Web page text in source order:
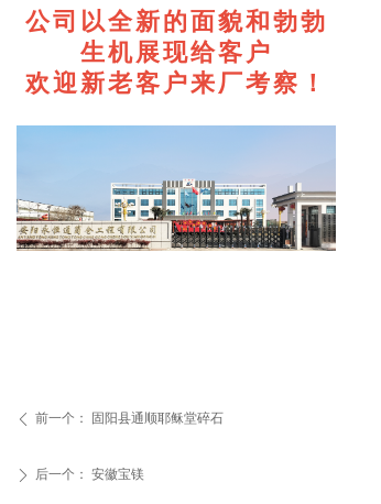
ꄴ 前一个： 固阳县通顺耶稣堂碎石
ꄲ 后一个： 安徽宝镁
公司以全新的面貌和勃勃
生机展现给客户
欢迎新老客户来厂考察！